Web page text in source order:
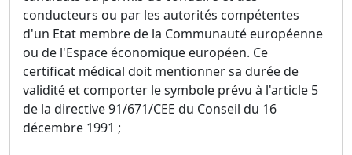
conducteurs ou par les autorités compétentes
d'un Etat membre de la Communauté européenne
ou de l'Espace économique européen. Ce
certificat médical doit mentionner sa durée de
validité et comporter le symbole prévu à l'article 5
de la directive 91/671/CEE du Conseil du 16
décembre 1991 ;